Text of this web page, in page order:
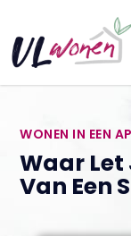
WONEN IN EEN
Waar Let
Van Een